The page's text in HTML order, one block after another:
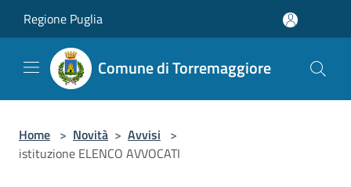
Regione Puglia
Comune di Torremaggiore
Home > Novità > Avvisi >
istituzione ELENCO AVVOCATI